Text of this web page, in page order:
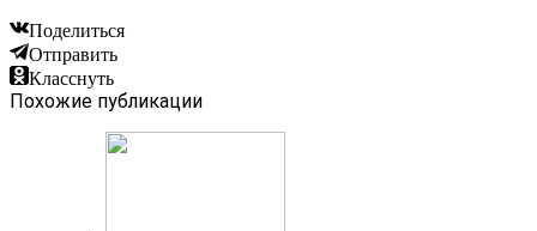
Поделиться
Отправить
Класснуть
Похожие публикации